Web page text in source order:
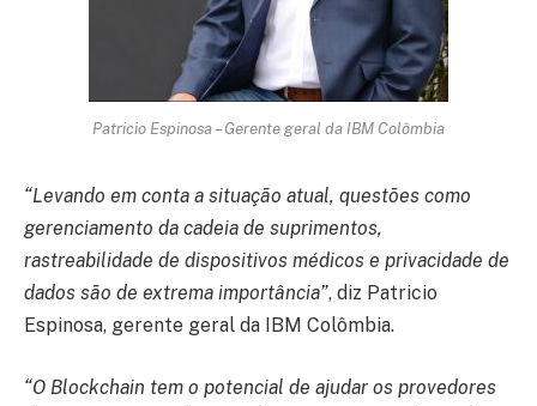
Patricio Espinosa – Gerente geral da IBM Colômbia
“Levando em conta a situação atual, questões como
gerenciamento da cadeia de suprimentos,
rastreabilidade de dispositivos médicos e privacidade de
dados são de extrema importância”, diz Patricio
Espinosa, gerente geral da IBM Colômbia.
“O Blockchain tem o potencial de ajudar os provedores